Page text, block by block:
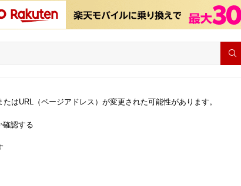
はURL（ページアドレス）が変更された可能性があります。
確認する